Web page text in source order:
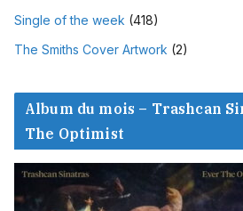
Single of the week (418)
The Smiths Cover Artwork (2)
Album du mois – Trashcan
The Optimist